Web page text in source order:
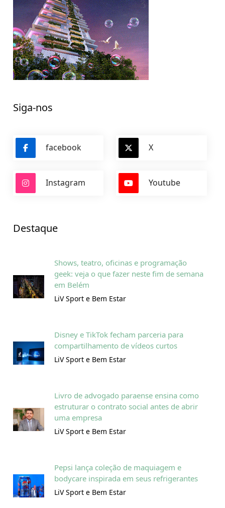
Siga-nos
facebook X
Instagram Youtube
Destaque
Shows, teatro, oficinas e programação
geek: veja o que fazer neste fim de semana
em Belém
LiV Sport e Bem Estar
Disney e TikTok fecham parceria para
compartilhamento de vídeos curtos
LiV Sport e Bem Estar
Livro de advogado paraense ensina como
estruturar o contrato social antes de abrir
uma empresa
LiV Sport e Bem Estar
Pepsi lança coleção de maquiagem e
bodycare inspirada em seus refrigerantes
LiV Sport e Bem Estar